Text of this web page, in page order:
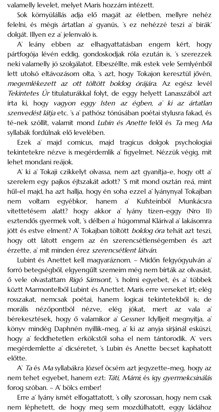
valamelly levelet, melyet Maris hozzám intézett.
Sok környülállás adja elő magát az életben, mellyre nehéz
felelni, és mégis ártatlan a’ gyanús, ’s ez nehézzé teszi a’ birák’
dolgát. Illyen ez a’ jelenvaló is.
A’ leány ebben az elhagyattatásban engem kért, hogy
pártfogója lévén eddig, gondoskodjak róla ezután is, ’s szerezzek
neki valamelly jó szolgálatot. Elbeszéllte, mik estek vele Semlyénből
lett utolsó eltávozásom olta, ’s azt, hogy Tokajon keresztül jővén,
megemlékezett az ott töltött boldog órájára. Az egész levél
Tekintetes Úrtitulaturákkal folyt, de eggy helyett Lanasszából azt
írta ki, hogy vagyon eggy Isten az égben, a’ ki az ártatlan
szenvedést látjaetc. ’s a’ pathósz tónúsában poétai stylusra fakad, és
té-nek szóllít, valamit mond Lubin és Anettefelől és TamegMa
syllabák fordúlnak elő levelében.
Ezek a’ majd comicus, majd tragicus dolgok psychologiai
tekintetekre nézve is megérdemlik a’ figyelmet. Nézzük végig, mit
lehet mondani reájok.
A’ ki a’ Tokaji czikkelyt olvassa, nem azt gyanítja-e, hogy ott a’
szerelem egy pajkos éjtszakát adott? ’S mit mond osztán reá, mint
hűl-el majd, ha azt hallja, hogy én soha ezzel a’ lyánynyal Tokajban
nem voltam egyébkor, hanem a’ Kufsteinból Munkácsra
vitettetésem alatt? hogy akkor a’ lyány tizen-eggy (Nro 11)
esztendős gyermek volt, ’s délben a’ húgommal Klárival a’ lakásomra
jött és estve elment? A’ Tokajban töltött boldog óratehát azt teszi,
hogy ott látott engem az én szerencsétlenségemben és azt
érzette, a’ mit minden érez szerencsétlent látván.
Lubint és Anettet kell magyaráznom. – Midőn felgyógyulván a’
forró betegségből, elgyengűlt szemeim még nem bírták az olvasást,
ő vele olvastattam Rigó Sámsont, ’s holmi egyebet, és a’ többek
köztt Marmontelből Lubint és Anettet. Maris erre verseket írt; elég
rosszakat, nemcsak poétai, hanem logicai tekintetekből is; de
morális nézőpontból nézve, elég jókat, mert az vala a’
bérekesztések, hogy ő valamikor a’ Gessner Idylljeit megnyitja, a’
könyv mindég Daphnén nyillik-meg, a’ ki az anyja sírjánál esküszi,
hogy a’ feddhetetlen erkölcstől soha el nem tántorodik. A’ vers
megérdemlette a’ dicséretet, ’s Lubin és Anette becset kaphatott
előtte.
A’ Taés Masyllabákra József öcsém azt jegyzette-meg, hogy az
nem tehet egyebet, hanem ezt: Táti, Mámi; és így gyermekcsinálás
forog szóban. – A’ bölcs ember!
Erre a’ lyány ismét elfogattatott, ’s olly szorossan, hogy nem csak
nem léphetett, de hogy meg sem mozdúlhatott, eggy ládához